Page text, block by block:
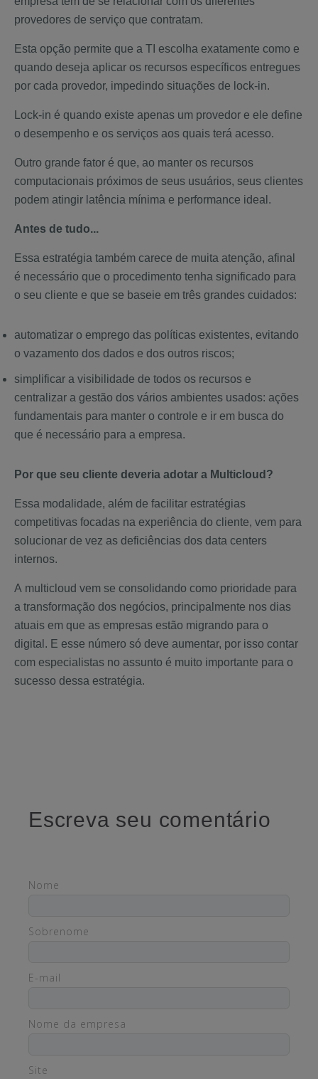
provedores de serviço que contratam.
Esta opção permite que a TI escolha exatamente como e
quando deseja aplicar os recursos específicos entregues
por cada provedor, impedindo situações de lock-in.
Lock-in é quando existe apenas um provedor e ele define
o desempenho e os serviços aos quais terá acesso.
Outro grande fator é que, ao manter os recursos
computacionais próximos de seus usuários, seus clientes
podem atingir latência mínima e performance ideal.
Antes de tudo...
Essa estratégia também carece de muita atenção, afinal
é necessário que o procedimento tenha significado para
o seu cliente e que se baseie em três grandes cuidados:
automatizar o emprego das políticas existentes, evitando
o vazamento dos dados e dos outros riscos;
simplificar a visibilidade de todos os recursos e
centralizar a gestão dos vários ambientes usados: ações
fundamentais para manter o controle e ir em busca do
que é necessário para a empresa.
Por que seu cliente deveria adotar a Multicloud ?
Essa modalidade, além de facilitar estratégias
competitivas focadas na experiência do cliente, vem para
solucionar de vez as deficiências dos data centers
internos.
A multicloud vem se consolidando como prioridade para
a transformação dos negócios, principalmente nos dias
atuais em que as empresas estão migrando para o
digital. E esse número só deve aumentar, por isso contar
com especialistas no assunto é muito importante para o
sucesso dessa estratégia.
Escreva seu comentário
Nome
Sobrenome
E-mail
Nome da empresa
Site